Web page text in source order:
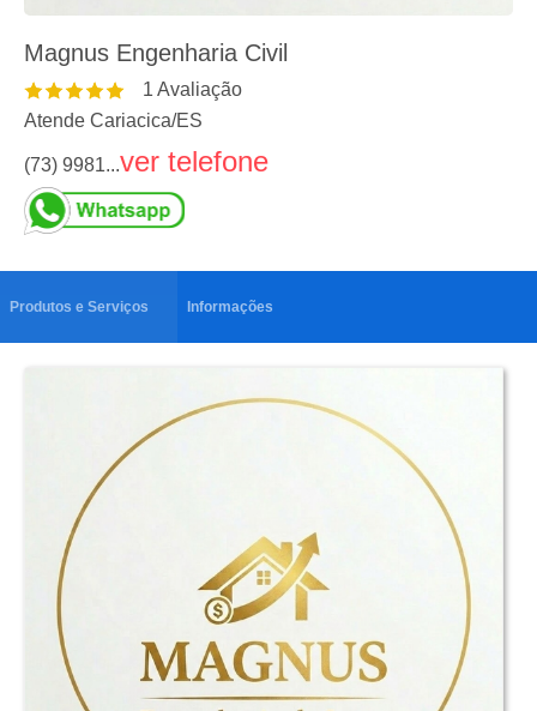
Magnus Engenharia Civil
1 Avaliação
Atende Cariacica/ES
(73) 9981...ver telefone
Produtos e Serviços Informações